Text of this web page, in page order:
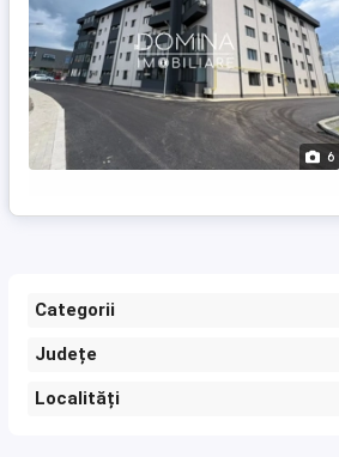
6
Categorii
Județe
Localități